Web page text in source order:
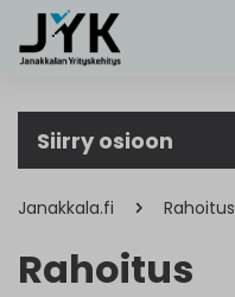
Janakkalan
Yrityskehitys
Siirry osioon
Janakkala.fi Rahoitus
Rahoitus